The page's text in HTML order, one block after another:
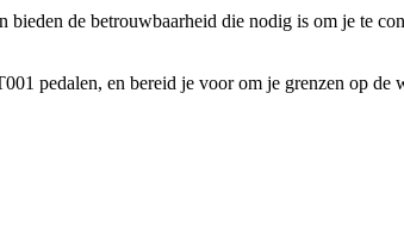
de betrouwbaarheid die nodig is om je te
pedalen, en bereid je voor om je grenzen op de